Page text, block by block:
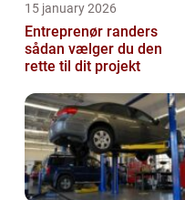
15 january 2026
Entreprenør randers
sådan vælger du den
rette til dit projekt